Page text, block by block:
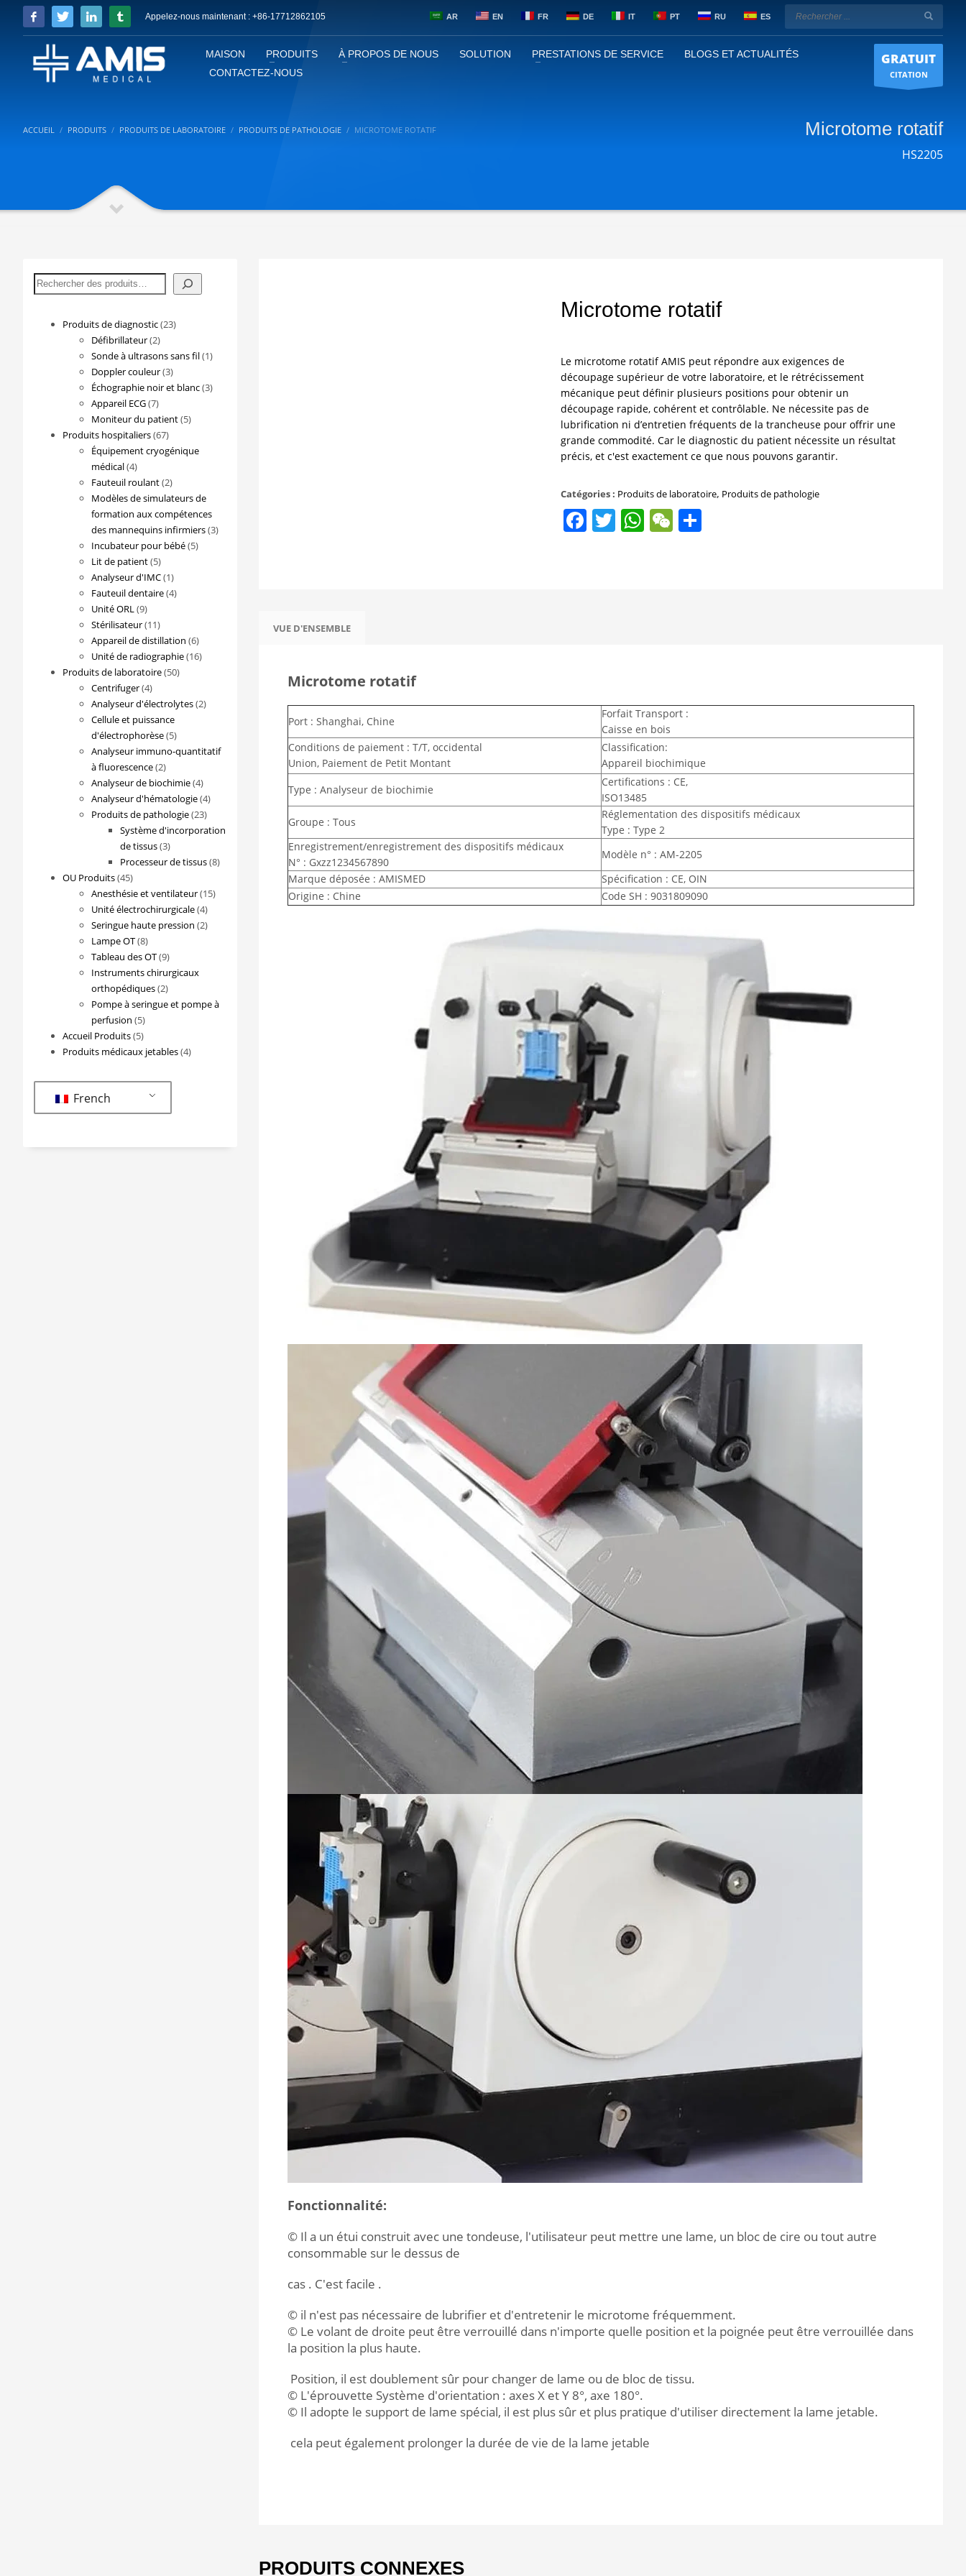
Appelez-nous maintenant : +86-17712862105 AR EN FR DE IT PT RU ES
MAISON PRODUITS À PROPOS DE NOUS SOLUTION PRESTATIONS DE SERVICE
BLOGS ET ACTUALITÉS
CONTACTEZ-NOUS
GRATUIT
CITATION
ACCUEIL PRODUITS PRODUITS DE LABORATOIRE PRODUITS DE PATHOLOGIE MICROTOME ROTATIF Microtome rotatif
HS2205
Microtome rotatif
Le microtome rotatif AMIS peut répondre aux exigences de
découpage supérieur de votre laboratoire, et le rétrécissement
mécanique peut définir plusieurs positions pour obtenir un
découpage rapide, cohérent et contrôlable. Ne nécessite pas de
lubrification ni d’entretien fréquents de la trancheuse pour offrir une
grande commodité. Car le diagnostic du patient nécessite un résultat
précis, et c'est exactement ce que nous pouvons garantir.
Catégories : Produits de laboratoire, Produits de pathologie
Facebook
Twitter
WhatsApp
WeChat
Share
VUE D'ENSEMBLE
Microtome rotatif
Port : Shanghai, Chine
Forfait Transport :
Caisse en bois
Conditions de paiement : T/T, occidental
Union, Paiement de Petit Montant
Classification:
Appareil biochimique
Type : Analyseur de biochimie
Certifications : CE,
ISO13485
Groupe : Tous
Réglementation des dispositifs médicaux
Type : Type 2
Enregistrement/enregistrement des dispositifs médicaux
N° : Gxzz1234567890
Modèle n° : AM-2205
Marque déposée : AMISMED
Spécification : CE, OIN
Origine : Chine
Code SH : 9031809090
Fonctionnalité:
© Il a un étui construit avec une tondeuse, l'utilisateur peut mettre une lame, un bloc de cire ou tout autre
consommable sur le dessus de
cas . C'est facile .
© il n'est pas nécessaire de lubrifier et d'entretenir le microtome fréquemment.
© Le volant de droite peut être verrouillé dans n'importe quelle position et la poignée peut être verrouillée dans
la position la plus haute.
Position, il est doublement sûr pour changer de lame ou de bloc de tissu.
© L'éprouvette Système d'orientation : axes X et Y 8°, axe 180°.
© Il adopte le support de lame spécial, il est plus sûr et plus pratique d'utiliser directement la lame jetable.
cela peut également prolonger la durée de vie de la lame jetable
PRODUITS CONNEXES
Rechercher
Produits de diagnostic 2323
Défibrillateur 22
produits
Sonde à ultrasons sans fil 11
Doppler couleur 33
produits
Échographie noir et blanc 33
Appareil ECG 77
produits
Moniteur du patient 55
Produits hospitaliers 6767
produits
Équipement cryogénique
médical 44
produits
Fauteuil roulant 22
produits
Modèles de simulateurs de
formation aux compétences
des mannequins infirmiers 33
Incubateur pour bébé 55
Lit de patient 55
produits
Analyseur d'IMC 11
produit
Fauteuil dentaire 44
Unité ORL 99
produits
Stérilisateur 1111
produits
Appareil de distillation 66
produits
Unité de radiographie 1616
Produits de laboratoire 5050
Centrifuger 44
produits
Analyseur d'électrolytes 22
Cellule et puissance
d'électrophorèse 55
produits
Analyseur immuno-quantitatif
à fluorescence 22
produits
Analyseur de biochimie 44
produits
Analyseur d'hématologie 44
Produits de pathologie 2323
produits
Système d'incorporation
de tissus 33
produits
Processeur de tissus 88
OU Produits 4545
produits
Anesthésie et ventilateur 1515
Unité électrochirurgicale 44
produits
Seringue haute pression 22
Lampe OT 88
produits
Tableau des OT 99
produits
Instruments chirurgicaux
orthopédiques 22
produits
Pompe à seringue et pompe à
perfusion 55
produits
Accueil Produits 55
produits
Produits médicaux jetables 44
French